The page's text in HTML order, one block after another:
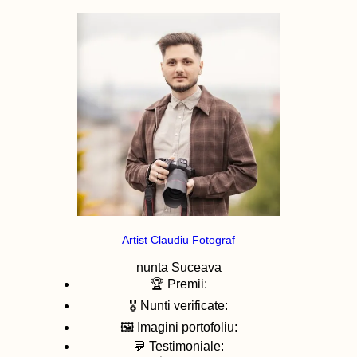
Artist Claudiu Fotograf
nunta Suceava
🏆 Premii:
🎖️ Nunti verificate:
🖼️ Imagini portofoliu:
💬 Testimoniale: